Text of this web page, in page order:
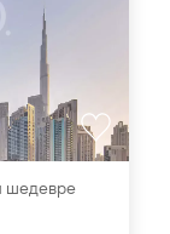
шедевре